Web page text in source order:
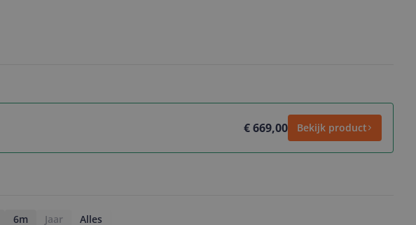
€ 669,00 Bekijk product
6m Jaar Alles